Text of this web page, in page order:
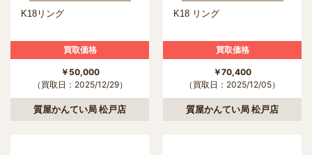
K18リング
買取価格
￥50,000
（買取日：2025/12/29）
質屋かんてい局 松戸店
K18 リング
買取価格
￥70,400
（買取日：2025/12/05）
質屋かんてい局 松戸店